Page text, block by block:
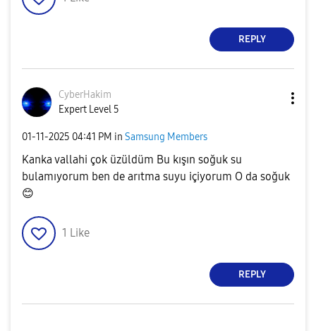
REPLY
CyberHakim
Expert Level 5
‎01-11-2025 04:41 PM in Samsung Members
Kanka vallahi çok üzüldüm Bu kışın soğuk su
bulamıyorum ben de arıtma suyu içiyorum O da soğuk
😊
1 Like
REPLY